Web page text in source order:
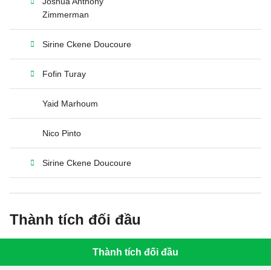
Zimmerman
Sirine Ckene Doucoure
Fofin Turay
Yaid Marhoum
Nico Pinto
Sirine Ckene Doucoure
Thành tích đối đầu
Thành tích đối đầu